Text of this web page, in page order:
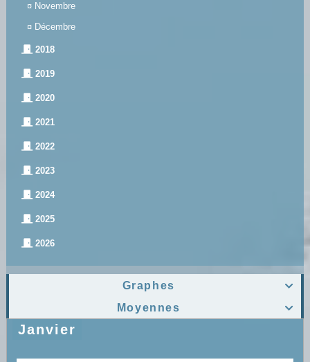
¤ Novembre
¤ Décembre
2018
2019
2020
2021
2022
2023
2024
2025
2026

Graphes

Moyennes
Janvier